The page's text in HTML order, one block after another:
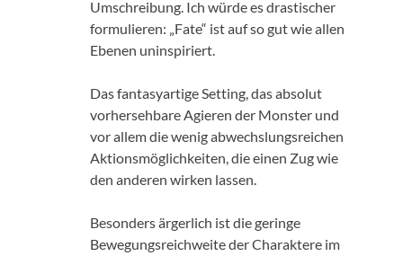
Umschreibung. Ich würde es drastischer
formulieren: „Fate“ ist auf so gut wie allen
Ebenen uninspiriert.
Das fantasyartige Setting, das absolut
vorhersehbare Agieren der Monster und
vor allem die wenig abwechslungsreichen
Aktionsmöglichkeiten, die einen Zug wie
den anderen wirken lassen.
Besonders ärgerlich ist die geringe
Bewegungsreichweite der Charaktere im